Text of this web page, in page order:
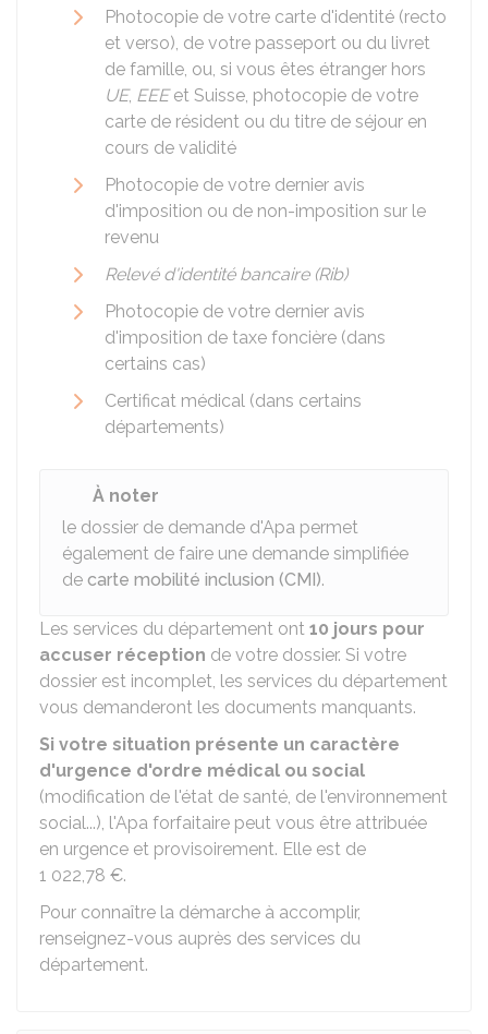
Photocopie de votre carte d'identité (recto
et verso), de votre passeport ou du livret
de famille, ou, si vous êtes étranger hors
UE, EEEet Suisse, photocopie de votre
carte de résident ou du titre de séjour en
cours de validité
Photocopie de votre dernier avis
d'imposition ou de non-imposition sur le
revenu
Relevé d'identité bancaire (Rib)
Photocopie de votre dernier avis
d'imposition de taxe foncière (dans
certains cas)
Certificat médical (dans certains
départements)
À noter
le dossier de demande d'Apa permet
également de faire une demande simplifiée
de carte mobilité inclusion (CMI).
Les services du département ont 10 jours pour
accuser réception de votre dossier. Si votre
dossier est incomplet, les services du département
vous demanderont les documents manquants.
Si votre situation présente un caractère
d'urgence d'ordre médical ou social
(modification de l'état de santé, de l'environnement
social...), l'Apa forfaitaire peut vous être attribuée
en urgence et provisoirement. Elle est de
1 022,78 €.
Pour connaître la démarche à accomplir,
renseignez-vous auprès des services du
département.